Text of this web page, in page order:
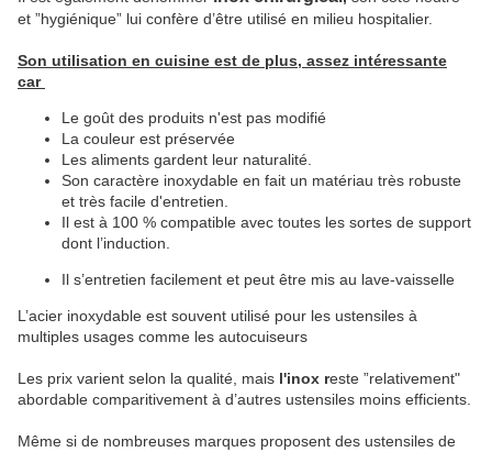
et ”hygiénique” lui confère d’être utilisé en milieu hospitalier.
Son utilisation en cuisine est de plus, assez intéressante
car
Le goût des produits n'est pas modifié
La couleur est préservée
Les aliments gardent leur naturalité.
Son caractère inoxydable en fait un matériau très robuste
et très facile d'entretien.
Il est à 100 % compatible avec toutes les sortes de support
dont l’induction.
Il s’entretien facilement et peut être mis au lave-vaisselle
L’acier inoxydable est souvent utilisé pour les ustensiles à
multiples usages comme les autocuiseurs
Les prix varient selon la qualité, mais l'inox reste ”relativement"
abordable comparitivement à d’autres ustensiles moins efficients.
Même si de nombreuses marques proposent des ustensiles de